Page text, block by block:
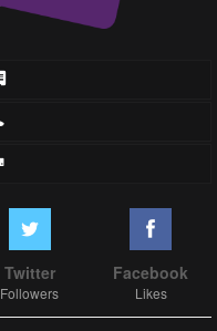
Facebook
Likes
Twitter
Followers